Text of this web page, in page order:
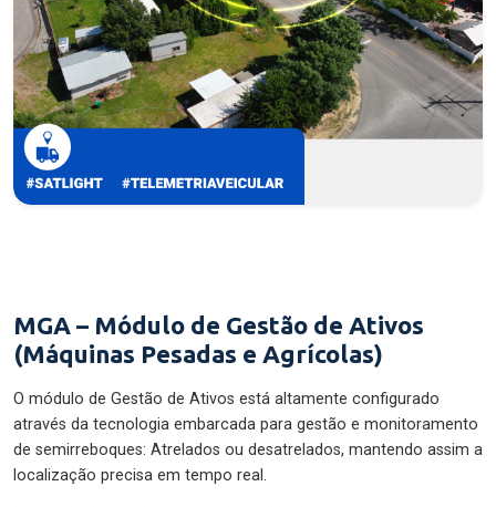
MGA – Módulo de Gestão de Ativos
(Máquinas Pesadas e Agrícolas)
O módulo de Gestão de Ativos está altamente configurado
através da tecnologia embarcada para gestão e monitoramento
de semirreboques: Atrelados ou desatrelados, mantendo assim a
localização precisa em tempo real.